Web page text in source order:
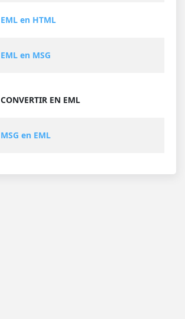
EML en HTML
EML en MSG
CONVERTIR EN EML
MSG en EML